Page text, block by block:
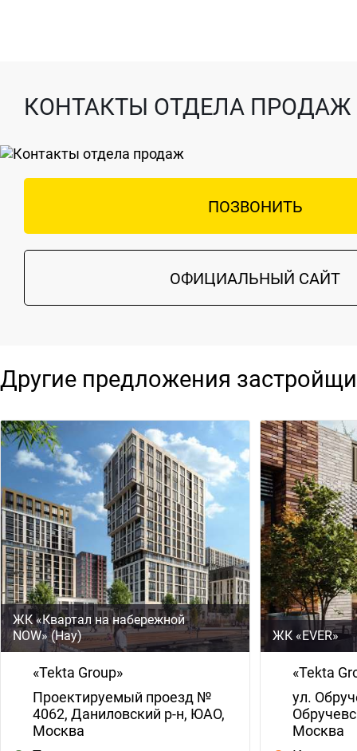
КОНТАКТЫ ОТДЕЛА ПРОДАЖ
ПОЗВОНИТЬ
ОФИЦИАЛЬНЫЙ САЙТ
Другие предложения
ЖК «Квартал на набережной
NOW» (Нау)
«Tekta Group»
Проектируемый проезд №
4062, Даниловский р-н, ЮАО,
Москва
ЖК «EVER»
«Tekta
ул.
Москва